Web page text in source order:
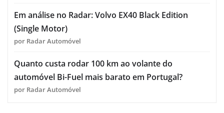
Em análise no Radar: Volvo EX40 Black Edition
(Single Motor)
por Radar Automóvel
Quanto custa rodar 100 km ao volante do
automóvel Bi-Fuel mais barato em Portugal?
por Radar Automóvel